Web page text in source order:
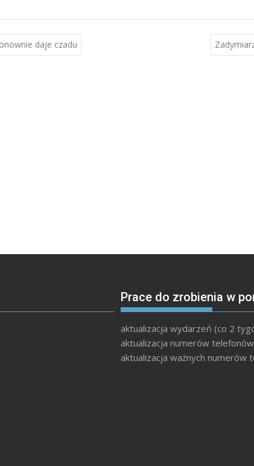
daje czadu
Prace do zrobienia w
aktualizacja wydarzeń (co 2
aktualizacja numerów
aktualizacja ważnych numerów